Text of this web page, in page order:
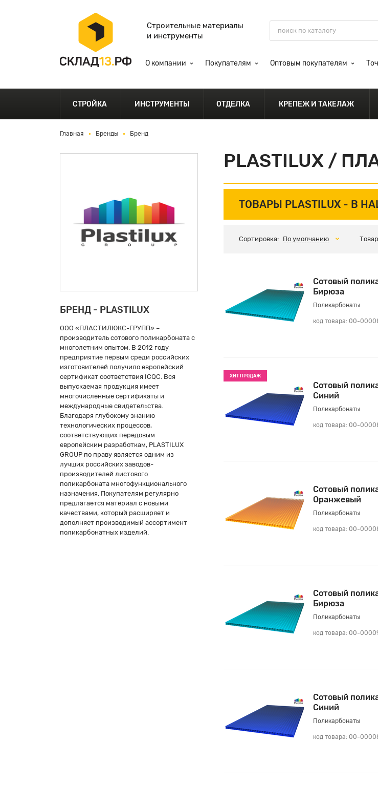
Строительные материалы
и инструменты
О компании Покупателям Оптовым покупателям
СТРОЙКА ИНСТРУМЕНТЫ ОТДЕЛКА КРЕПЕЖ И ТАКЕЛАЖ
Главная Бренды Бренд
БРЕНД - PLASTILUX
ООО «ПЛАСТИЛЮКС-ГРУПП» –
производитель сотового поликарбоната с
многолетним опытом. В 2012 году
предприятие первым среди российских
изготовителей получило европейский
сертификат соответствия ICQC. Вся
выпускаемая продукция имеет
многочисленные сертификаты и
международные свидетельства.
Благодаря глубокому знанию
технологических процессов,
соответствующих передовым
европейским разработкам, PLASTILUX
GROUP по праву является одним из
лучших российских заводов-
производителей листового
поликарбоната многофункционального
назначения. Покупателям регулярно
предлагается материал с новыми
качествами, который расширяет и
дополняет производимый ассортимент
поликарбонатных изделий.
PLASTILUX /
ТОВАРЫ PLASTILUX - В
Сортировка: По умолчанию
Сотовый
Бирюза
Поликарбонаты
код товара: 00-
ХИТ ПРОДАЖ
Сотовый
Синий
Поликарбонаты
код товара: 00-
Сотовый
Оранжевый
Поликарбонаты
код товара: 00-
Сотовый
Бирюза
Поликарбонаты
код товара: 00-
Сотовый
Синий
Поликарбонаты
код товара: 00-